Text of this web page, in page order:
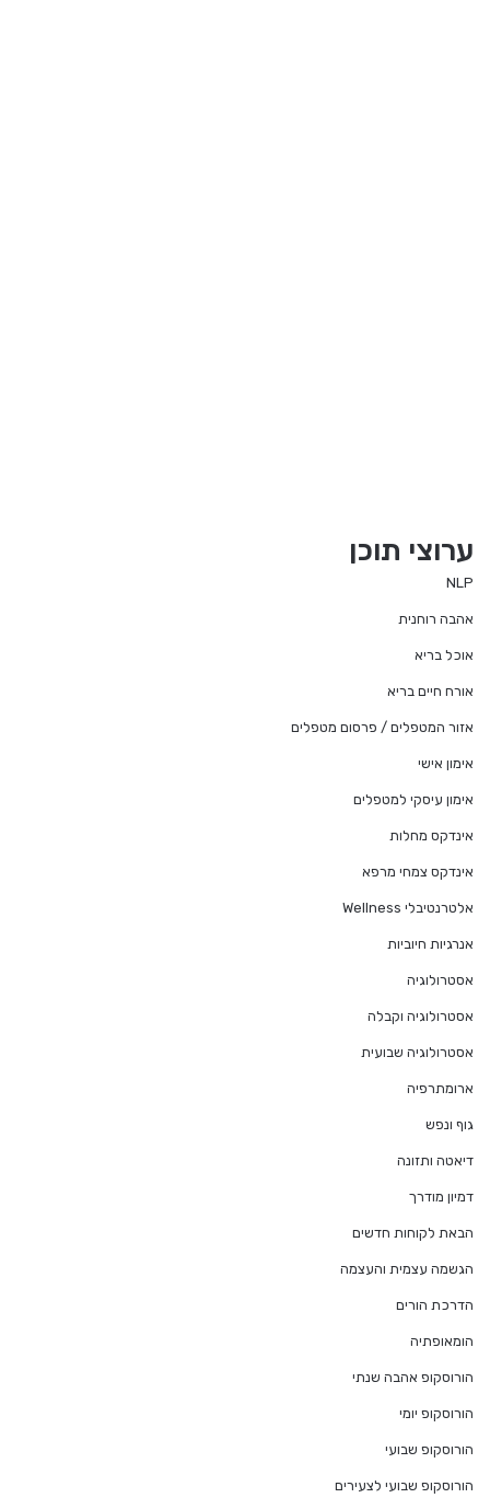
ערוצי תוכן
NLP
אהבה רוחנית
אוכל בריא
אורח חיים בריא
אזור המטפלים / פרסום מטפלים
אימון אישי
אימון עיסקי למטפלים
אינדקס מחלות
אינדקס צמחי מרפא
אלטרנטיבלי Wellness
אנרגיות חיוביות
אסטרולוגיה
אסטרולוגיה וקבלה
אסטרולוגיה שבועית
ארומתרפיה
גוף ונפש
דיאטה ותזונה
דמיון מודרך
הבאת לקוחות חדשים
הגשמה עצמית והעצמה
הדרכת הורים
הומאופתיה
הורוסקופ אהבה שנתי
הורוסקופ יומי
הורוסקופ שבועי
הורוסקופ שבועי לצעירים